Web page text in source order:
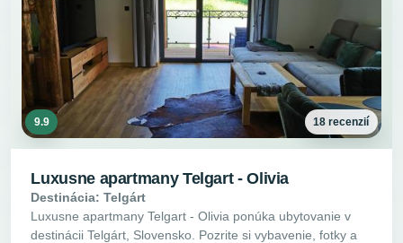
9.9 18 recenzií
Luxusne apartmany Telgart - Olivia
Destinácia: Telgárt
Luxusne apartmany Telgart - Olivia ponúka ubytovanie v
destinácii Telgárt, Slovensko. Pozrite si vybavenie, fotky a